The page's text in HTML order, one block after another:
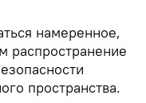
намеренное,
пространства.